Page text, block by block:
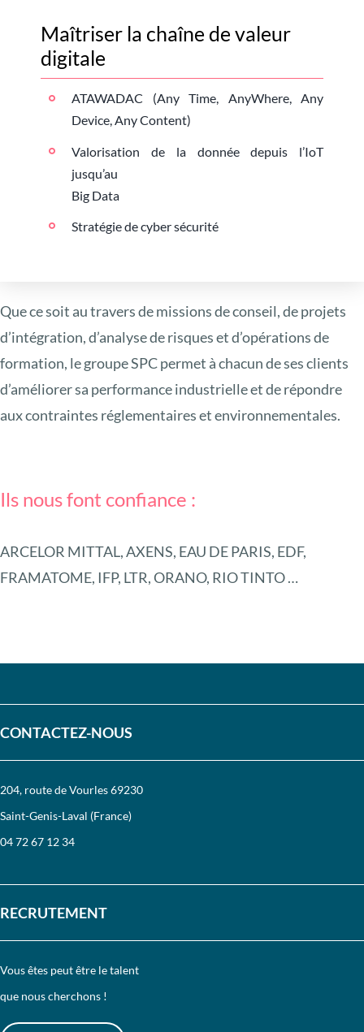
Maîtriser la chaîne de valeur
digitale
ATAWADAC (Any Time, AnyWhere, Any
Device, Any Content)
Valorisation de la donnée depuis l’IoT
jusqu’au
Big Data
Stratégie de cyber sécurité
Que ce soit au travers de missions de conseil, de projets
d’intégration, d’analyse de risques et d’opérations de
formation, le groupe SPC permet à chacun de ses clients
d’améliorer sa performance industrielle et de répondre
aux contraintes réglementaires et environnementales.
Ils nous font confiance :
ARCELOR MITTAL, AXENS, EAU DE PARIS, EDF,
FRAMATOME, IFP, LTR, ORANO, RIO TINTO …
CONTACTEZ-NOUS
204, route de Vourles 69230
Saint-Genis-Laval (France)
04 72 67 12 34
RECRUTEMENT
Vous êtes peut être le talent
que nous cherchons !